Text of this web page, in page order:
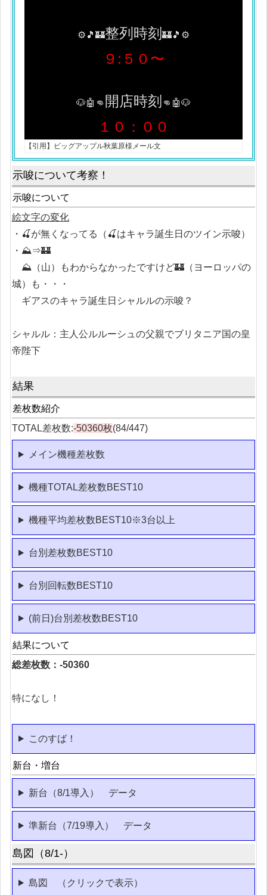
⚙🎵🏰整列時刻 🏰🎵⚙
９:５０〜
🐶🤖👊 開店時刻 👊🤖🐶
１０：００
【引用】ビッグアップル秋葉原様メール文
示唆について考察！
示唆について
絵文字の変化
・🍒が無くなってる（🍒はキャラ誕生日のツイン示唆）
・⛰️⇒🏰
⛰️（山）もわからなかったですけど🏰（ヨーロッパの
城）も・・・
ギアスのキャラ誕生日シャルルの示唆？
シャルル：主人公ルルーシュの父親でブリタニア国の皇
帝陛下
結果
差枚数紹介
TOTAL差枚数:-50360枚(84/447)
メイン機種差枚数
機種TOTAL差枚数BEST10
機種平均差枚数BEST10※3台以上
台別差枚数BEST10
台別回転数BEST10
(前日)台別差枚数BEST10
結果について
総差枚数：-50360
特になし！
このすば！
新台・増台
新台（8/1導入） データ
準新台（7/19導入） データ
島図（8/1-）
島図 （クリックで表示）